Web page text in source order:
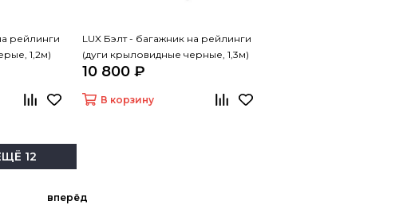
рейлинги
1,2м)
LUX Бэлт - багажник на рейлинги
(дуги крыловидные черные, 1,3м)
10 800 ₽
В корзину
12
вперёд